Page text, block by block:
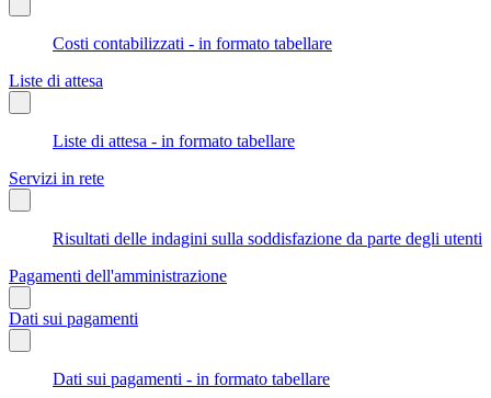
Costi contabilizzati - in formato tabellare
Liste di attesa
Liste di attesa - in formato tabellare
Servizi in rete
Risultati delle indagini sulla soddisfazione da parte degli utenti
Pagamenti dell'amministrazione
Dati sui pagamenti
Dati sui pagamenti - in formato tabellare